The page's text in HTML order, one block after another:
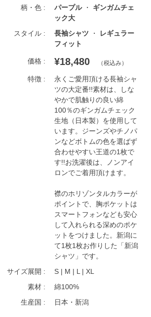
柄・色 :
パープル
ギンガムチェ
ック大
スタイル :
長袖シャツ
レギュラー
フィット
価格 : ¥18,480 （税込み）
特徴 :
永くご愛用頂ける長袖シャ
ツの大定番!!素材は、しな
やかで肌触りの良い綿
100％のギンガムチェック
生地（日本製）を使用して
います。ジーンズやチノパ
ンなどボトムの色を選ばず
合わせやすい王道の1枚で
す!!お洗濯後は、ノンアイ
ロンでご着用頂けます。
襟のホリゾンタルカラーが
ポイントで、胸ポケットは
スマートフォンなども安心
して入れられる深めのポケ
ットをつけました。新潟に
て1枚1枚お作りした「新潟
シャツ」です。
サイズ展開 :
S | M | L | XL
素材 :
綿100%
生産国 :
日本・新潟